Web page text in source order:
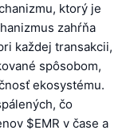
ktorý je
zahŕňa
každej transakcii,
spôsobom,
ekosystému.
čo
$EMR v čase a